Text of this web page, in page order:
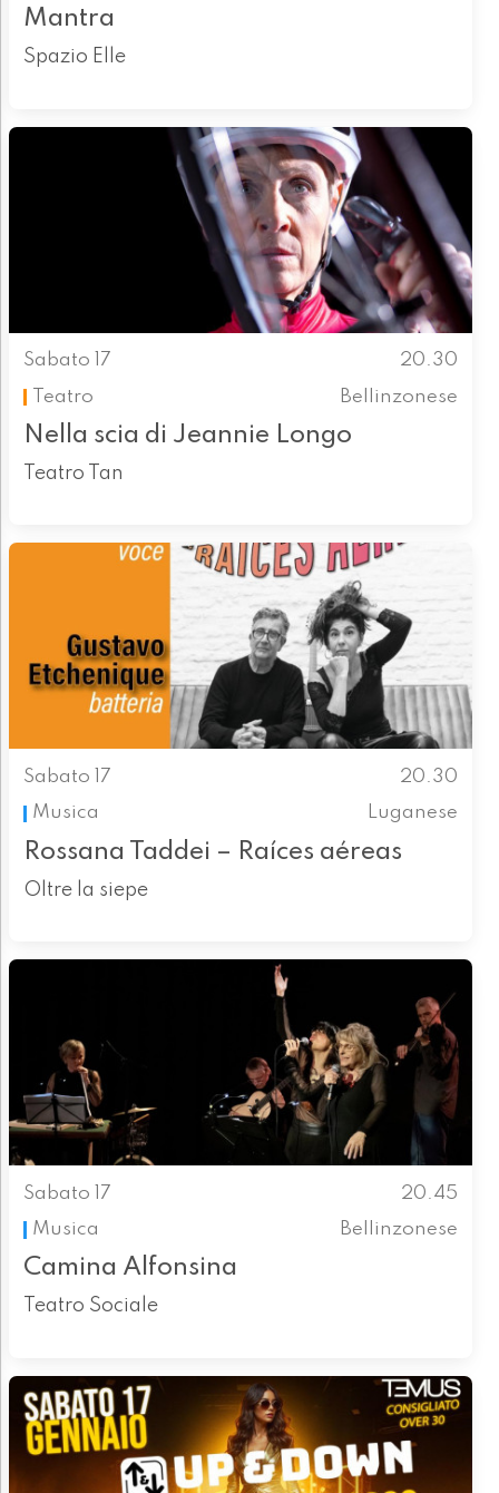
Mantra
Spazio Elle
Sabato 17
20.30
Teatro
Bellinzonese
Nella scia di Jeannie Longo
Teatro Tan
Sabato 17
20.30
Musica
Luganese
Rossana Taddei – Raíces aéreas
Oltre la siepe
Sabato 17
20.45
Musica
Bellinzonese
Camina Alfonsina
Teatro Sociale